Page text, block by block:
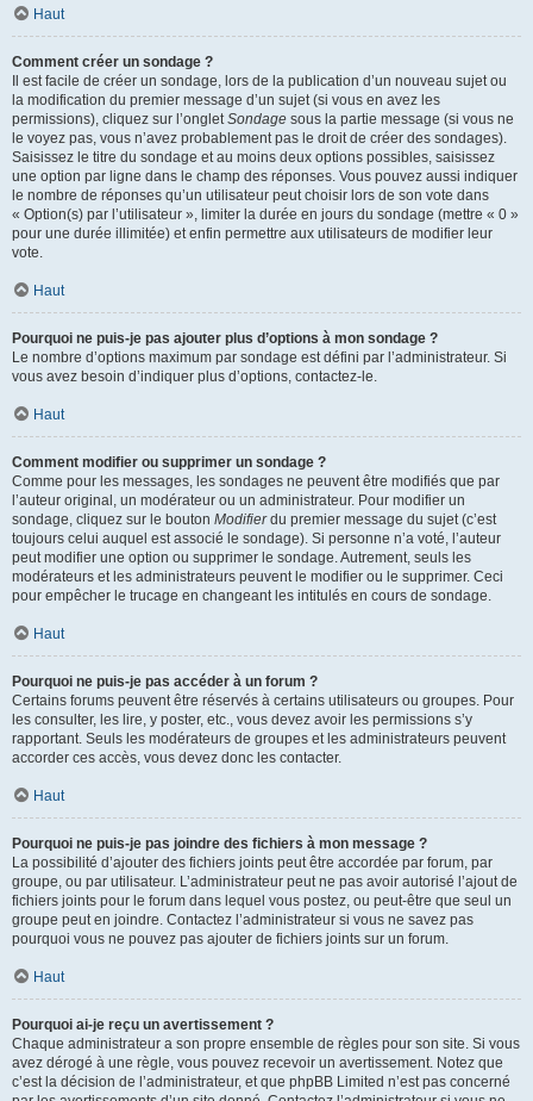
Haut
Comment créer un sondage ?
Il est facile de créer un sondage, lors de la publication d’un nouveau sujet ou
la modification du premier message d’un sujet (si vous en avez les
permissions), cliquez sur l’ongletSondage sous la partie message (si vous ne
le voyez pas, vous n’avez probablement pas le droit de créer des sondages).
Saisissez le titre du sondage et au moins deux options possibles, saisissez
une option par ligne dans le champ des réponses. Vous pouvez aussi indiquer
le nombre de réponses qu’un utilisateur peut choisir lors de son vote dans
« Option(s) par l’utilisateur », limiter la durée en jours du sondage (mettre « 0 »
pour une durée illimitée) et enfin permettre aux utilisateurs de modifier leur
vote.
Haut
Pourquoi ne puis-je pas ajouter plus d’options à mon sondage ?
Le nombre d’options maximum par sondage est défini par l’administrateur. Si
vous avez besoin d’indiquer plus d’options, contactez-le.
Haut
Comment modifier ou supprimer un sondage ?
Comme pour les messages, les sondages ne peuvent être modifiés que par
l’auteur original, un modérateur ou un administrateur. Pour modifier un
sondage, cliquez sur le bouton Modifierdu premier message du sujet (c’est
toujours celui auquel est associé le sondage). Si personne n’a voté, l’auteur
peut modifier une option ou supprimer le sondage. Autrement, seuls les
modérateurs et les administrateurs peuvent le modifier ou le supprimer. Ceci
pour empêcher le trucage en changeant les intitulés en cours de sondage.
Haut
Pourquoi ne puis-je pas accéder à un forum ?
Certains forums peuvent être réservés à certains utilisateurs ou groupes. Pour
les consulter, les lire, y poster, etc., vous devez avoir les permissions s’y
rapportant. Seuls les modérateurs de groupes et les administrateurs peuvent
accorder ces accès, vous devez donc les contacter.
Haut
Pourquoi ne puis-je pas joindre des fichiers à mon message ?
La possibilité d’ajouter des fichiers joints peut être accordée par forum, par
groupe, ou par utilisateur. L’administrateur peut ne pas avoir autorisé l’ajout de
fichiers joints pour le forum dans lequel vous postez, ou peut-être que seul un
groupe peut en joindre. Contactez l’administrateur si vous ne savez pas
pourquoi vous ne pouvez pas ajouter de fichiers joints sur un forum.
Haut
Pourquoi ai-je reçu un avertissement ?
Chaque administrateur a son propre ensemble de règles pour son site. Si vous
avez dérogé à une règle, vous pouvez recevoir un avertissement. Notez que
c’est la décision de l’administrateur, et que phpBB Limited n’est pas concerné